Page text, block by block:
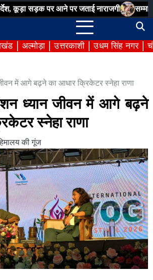
पर आने पर जताई नाराजगी सम्मान सेतु
अल्मोड़ा उत्तरकाशी उधम सिंह नगर
में आगे बढ़ने का आधार क्रिकेटर स्नेहा राणा
ध्यान जीवन में आगे बढ़ने
स्नेहा राणा
की गूंज